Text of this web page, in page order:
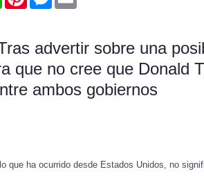
advertir sobre una
que no cree que Donald
ambos gobiernos
que ha ocurrido desde Estados Unidos, no